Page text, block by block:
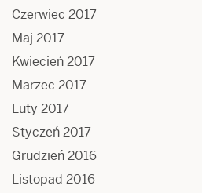
Czerwiec 2017
Maj 2017
Kwiecień 2017
Marzec 2017
Luty 2017
Styczeń 2017
Grudzień 2016
Listopad 2016